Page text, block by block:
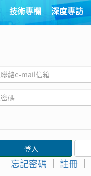
技術專欄 深度專訪
忘記密碼 ｜ 註冊 ｜